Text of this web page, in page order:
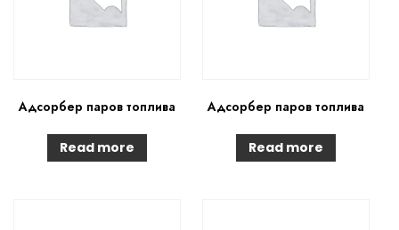
Адсорбер паров топлива
Read more
Адсорбер паров топлива
Read more